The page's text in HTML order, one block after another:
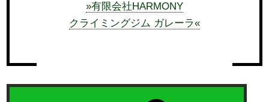
»有限会社HARMONY
クライミングジム ガレーラ«